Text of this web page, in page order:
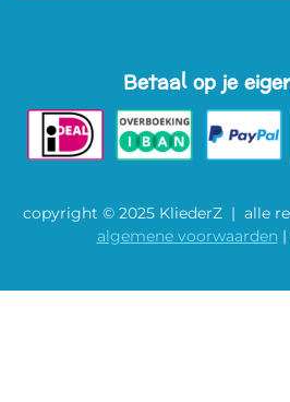
Betaal op je
copyright © 2025 KliederZ | alle
algemene voorwaarden |